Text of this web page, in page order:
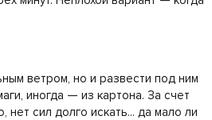
ветром, но и развести под ним
иногда — из картона. За счет
нет сил долго искать... да мало ли